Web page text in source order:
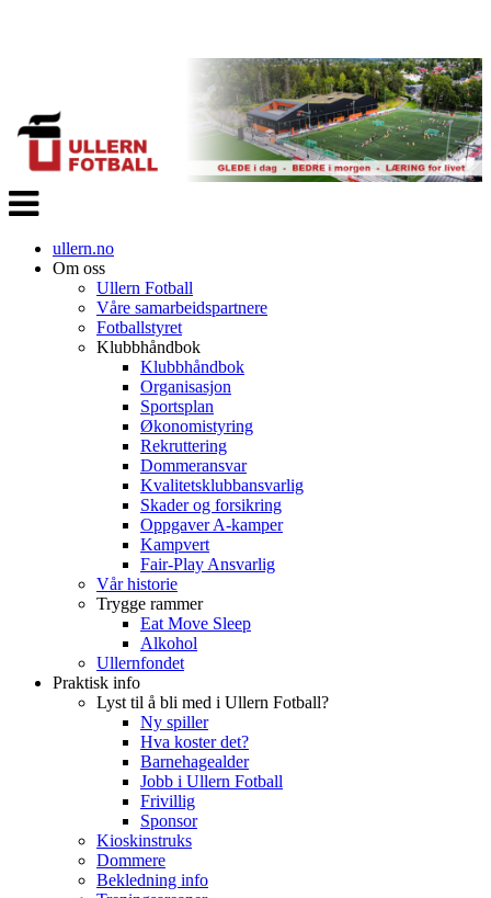
Veksle
navigasjon
ullern.no
Om oss
Ullern Fotball
Våre samarbeidspartnere
Fotballstyret
Klubbhåndbok
Klubbhåndbok
Organisasjon
Sportsplan
Økonomistyring
Rekruttering
Dommeransvar
Kvalitetsklubbansvarlig
Skader og forsikring
Oppgaver A-kamper
Kampvert
Fair-Play Ansvarlig
Vår historie
Trygge rammer
Eat Move Sleep
Alkohol
Ullernfondet
Praktisk info
Lyst til å bli med i Ullern Fotball?
Ny spiller
Hva koster det?
Barnehagealder
Jobb i Ullern Fotball
Frivillig
Sponsor
Kioskinstruks
Dommere
Bekledning info